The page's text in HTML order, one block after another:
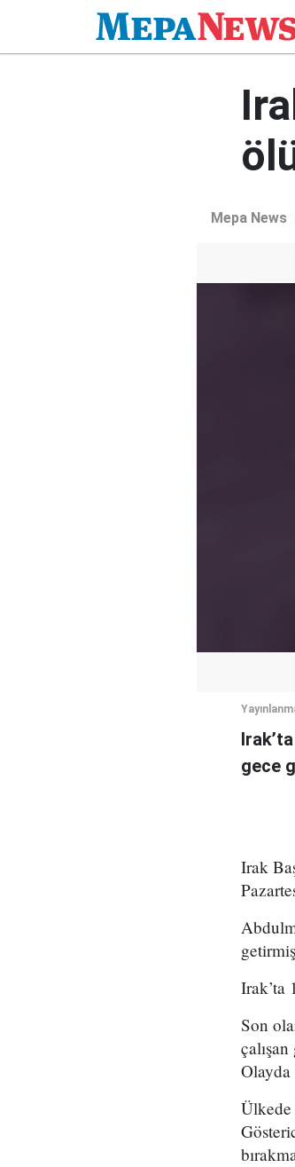
Mepa News
gece
Irak
Irak’ta
Son
Olayda
Ülkede